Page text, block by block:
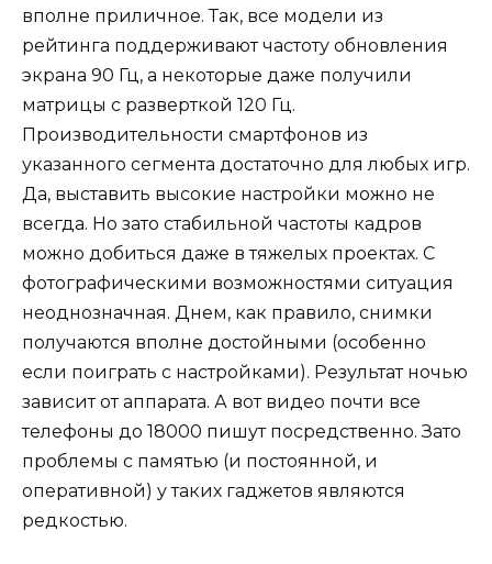
вполне приличное. Так, все модели из
рейтинга поддерживают частоту обновления
экрана 90 Гц, а некоторые даже получили
матрицы с разверткой 120 Гц.
Производительности смартфонов из
указанного сегмента достаточно для любых игр.
Да, выставить высокие настройки можно не
всегда. Но зато стабильной частоты кадров
можно добиться даже в тяжелых проектах. С
фотографическими возможностями ситуация
неоднозначная. Днем, как правило, снимки
получаются вполне достойными (особенно
если поиграть с настройками). Результат ночью
зависит от аппарата. А вот видео почти все
телефоны до 18000 пишут посредственно. Зато
проблемы с памятью (и постоянной, и
оперативной) у таких гаджетов являются
редкостью.